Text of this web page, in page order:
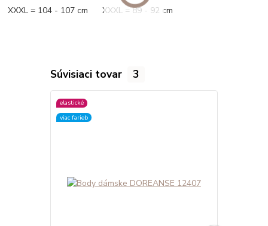
XXXL = 104 - 107 cm XXXL = 89 - 92 cm
Súvisiaci tovar 3
elastické
viac farieb